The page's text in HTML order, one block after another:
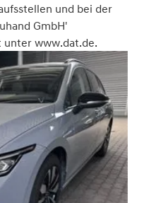
und bei der
GmbH'
www.dat.de.